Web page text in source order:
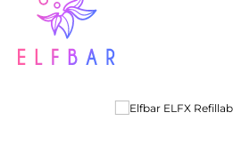
Bildergalerie überspringen